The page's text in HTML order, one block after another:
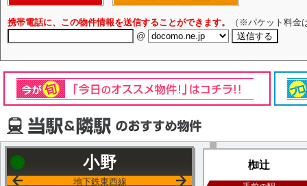
携帯電話に、この物件情報を送信することができます。
（※パケット料金
@
小野
地下鉄東西線
椥辻